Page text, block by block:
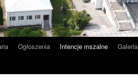
Ogłoszenia Intencje mszalne Galeria